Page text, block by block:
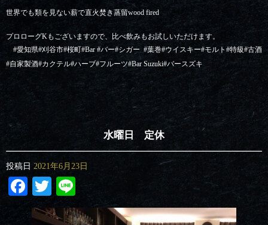
世界でも類を見ない薪で直火焚き蒸留wood fired
プロローグKもございますので、比べ飲みもお試しいただけます。
#愛知県#刈谷市#桜町#Bar #バー#シガー #葉巻#ウイスキー#モルト #特級#古酒
#自家製酒#カクテル#ハーブ#フルーツ#Bar Suzuki#バースズキ
水曜日 定休
投稿日 2021年6月23日
Facebook
Twitter
Line